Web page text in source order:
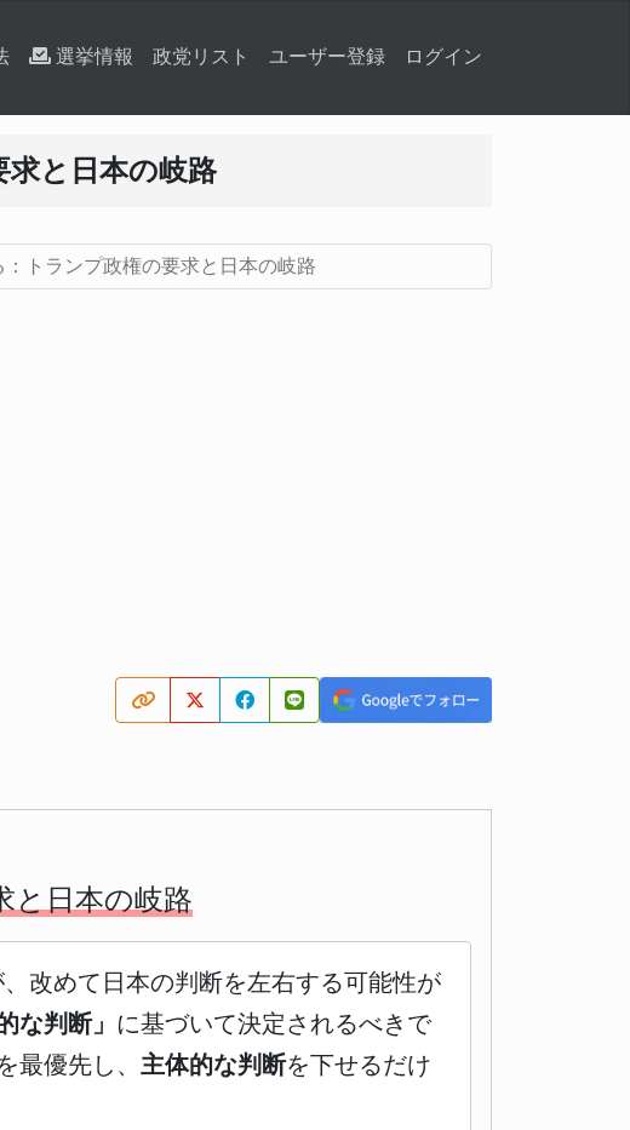
選挙情報 政党リスト ユーザー登録 ログイン
求と日本の岐路
トランプ政権の要求と日本の岐路
と日本の岐路
改めて日本の判断を左右する可能性が
な判断」 に基づいて決定されるべきで
優先し、 主体的な判断を下せるだけ